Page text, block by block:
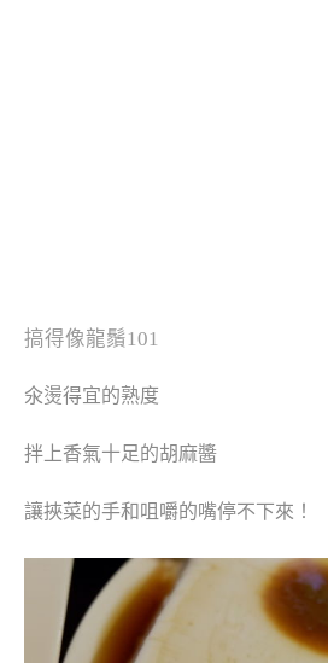
搞得像龍鬚101
氽燙得宜的熟度
拌上香氣十足的胡麻醬
讓挾菜的手和咀嚼的嘴停不下來！